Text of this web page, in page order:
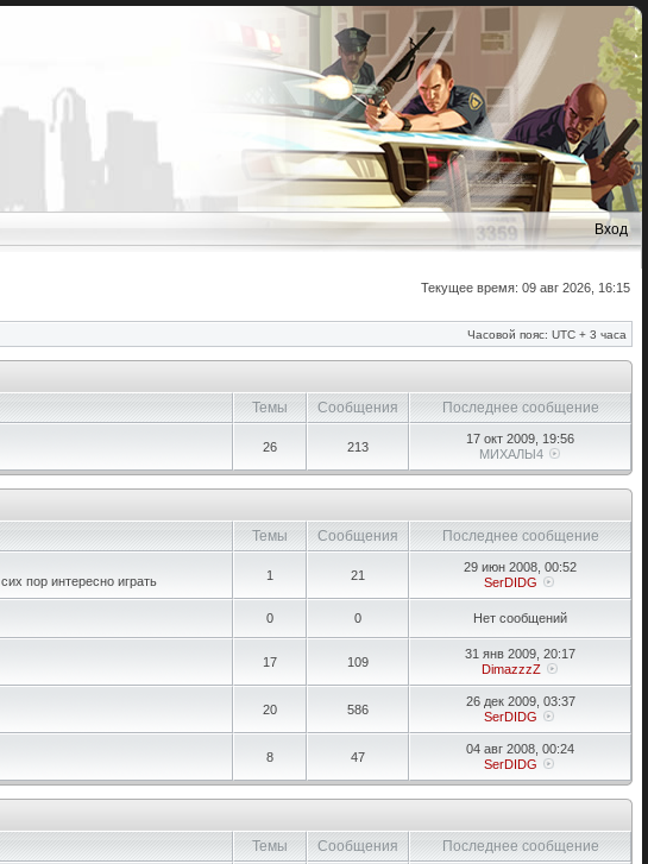
Вход
Текущее время: 09 авг 2026, 16:15
Часовой пояс: UTC + 3 часа
Темы Сообщения
Последнее сообщение
26 213
17 окт 2009, 19:56
МИХАЛЫ4
Темы Сообщения
Последнее сообщение
пор интересно играть 1 21
29 июн 2008, 00:52
SerDIDG
0 0 Нет сообщений
17 109
31 янв 2009, 20:17
DimazzzZ
20 586
26 дек 2009, 03:37
SerDIDG
8 47
04 авг 2008, 00:24
SerDIDG
Темы Сообщения
Последнее сообщение